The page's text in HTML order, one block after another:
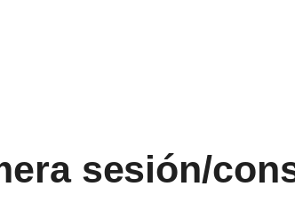
sesión/